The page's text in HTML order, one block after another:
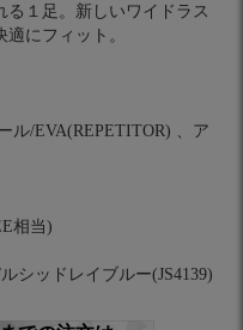
る１足。新しいワイドラス
にフィット。
ル/EVA(REPETITOR) 、ア
相当)
シッドレイブルー(JS4139)